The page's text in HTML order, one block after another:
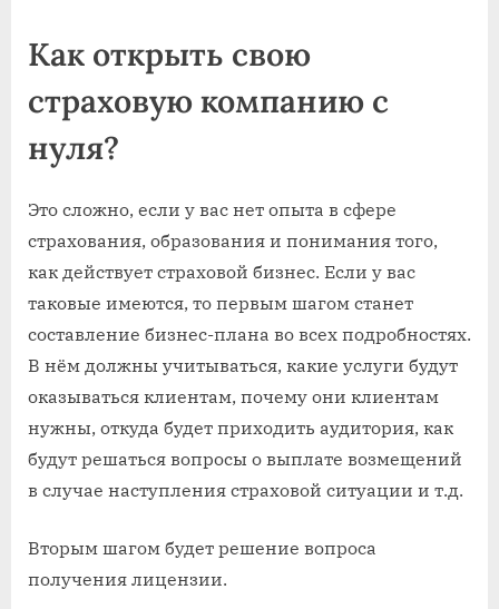
Как открыть свою
страховую компанию с
нуля?
Это сложно, если у вас нет опыта в сфере
страхования, образования и понимания того,
как действует страховой бизнес. Если у вас
таковые имеются, то первым шагом станет
составление бизнес-плана во всех подробностях.
В нём должны учитываться, какие услуги будут
оказываться клиентам, почему они клиентам
нужны, откуда будет приходить аудитория, как
будут решаться вопросы о выплате возмещений
в случае наступления страховой ситуации и т.д.
Вторым шагом будет решение вопроса
получения лицензии.